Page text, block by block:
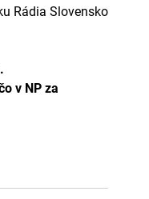
Rádia Slovensko
v NP za